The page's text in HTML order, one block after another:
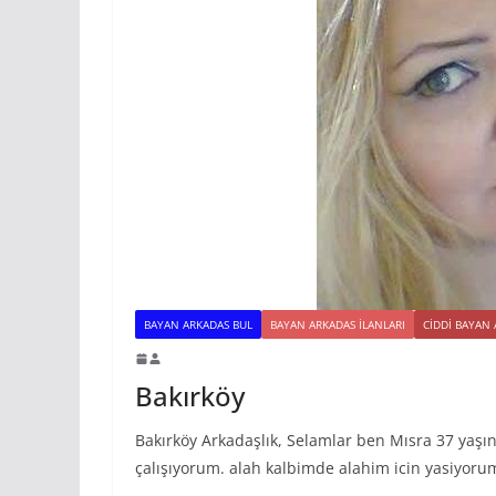
BAYAN ARKADAS BUL BAYAN ARKADAS ILANLARI CIDDI BAYAN
Bakırköy
Bakırköy Arkadaşlık, Selamlar ben Mısra 37
çalışıyorum. alah kalbimde alahim icin